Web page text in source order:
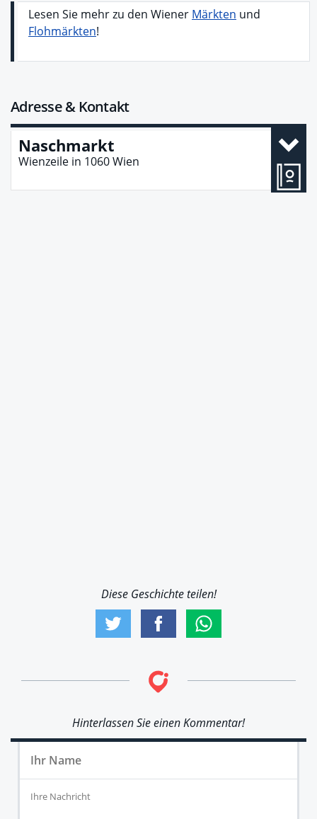
Lesen Sie mehr zu den Wiener Märkten und
Flohmärkten!
Adresse & Kontakt
Naschmarkt
Wienzeile in 1060Wien
Diese Geschichte teilen!
Hinterlassen Sie einen Kommentar!